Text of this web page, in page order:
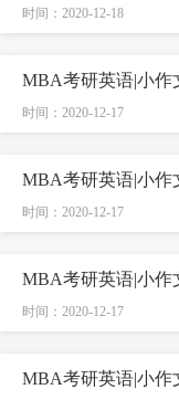
时间：2020-12-18
MBA考研英语|小作
时间：2020-12-17
MBA考研英语|小作
时间：2020-12-17
MBA考研英语|小作
时间：2020-12-17
MBA考研英语|小作